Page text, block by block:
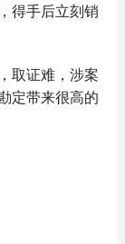
得手后立刻销
取证难，涉案
定带来很高的